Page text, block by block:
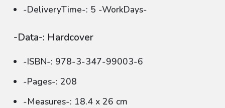
-DeliveryTime-: 5 -WorkDays-
-Data-: Hardcover
-ISBN-: 978-3-347-99003-6
-Pages-: 208
-Measures-: 18.4 x 26 cm